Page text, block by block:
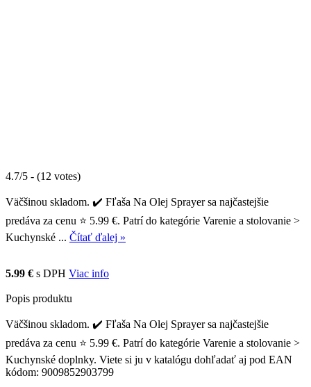
4.7/5 - (12 votes)
Väčšinou skladom. ✔️ Fľaša Na Olej Sprayer sa najčastejšie
predáva za cenu ⭐ 5.99 €. Patrí do kategórie Varenie a stolovanie >
Kuchynské ... Čítať ďalej »
5.99 € s DPH Viac info
Popis produktu
Väčšinou skladom. ✔️ Fľaša Na Olej Sprayer sa najčastejšie
predáva za cenu ⭐ 5.99 €. Patrí do kategórie Varenie a stolovanie >
Kuchynské doplnky. Viete si ju v katalógu dohľadať aj pod EAN
kódom: 9009852903799